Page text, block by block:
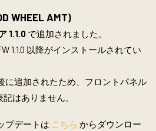
WHEEL AMT)
1.1.0 で追加されました。
1.1.0 以降がインストールされてい
に追加されたため、フロントパネル
記はありません。
プデートは こちら からダウンロー